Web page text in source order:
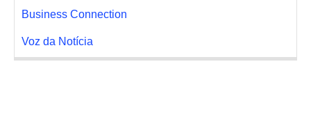
Business Connection
Voz da Notícia